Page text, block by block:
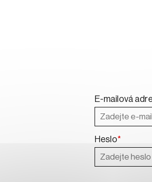
E-mailová
Heslo*